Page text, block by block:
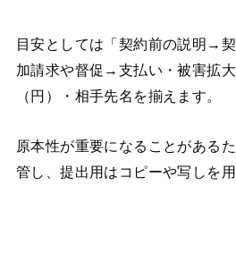
目安としては「契約前の説明→
加請求や督促→支払い・被害拡
（円）・相手先名を揃えます。
原本性が重要になることがある
管し、提出用はコピーや写しを